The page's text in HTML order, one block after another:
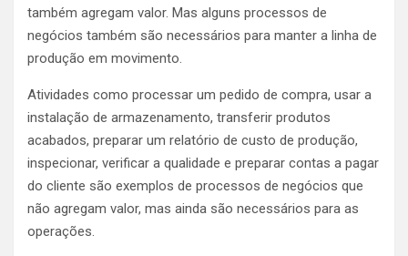
também agregam valor. Mas alguns processos de
negócios também são necessários para manter a linha de
produção em movimento.
Atividades como processar um pedido de compra, usar a
instalação de armazenamento, transferir produtos
acabados, preparar um relatório de custo de produção,
inspecionar, verificar a qualidade e preparar contas a pagar
do cliente são exemplos de processos de negócios que
não agregam valor, mas ainda são necessários para as
operações.